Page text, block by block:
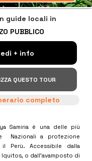
guide locali in
PUBBLICO
+ info
QUESTO TOUR
completo
Samiria è una delle più
Nazionali a protezione
Perù. Accessibile dalla
o dall'avamposto di